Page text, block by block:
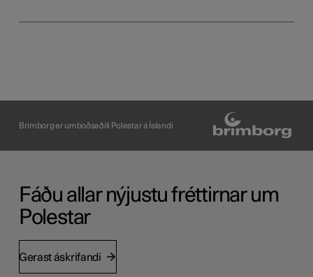
Brimborg er umboðsaðili Polestar á Íslandi
Fáðu allar nýjustu fréttirnar um
Polestar
Gerast áskrifandi